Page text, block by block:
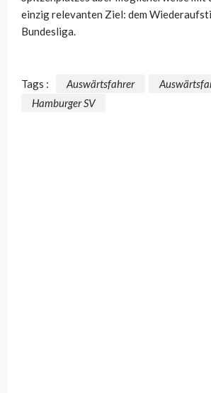
einzig relevanten Ziel: dem
Bundesliga.
Tags : Auswärtsfahrer
Hamburger SV